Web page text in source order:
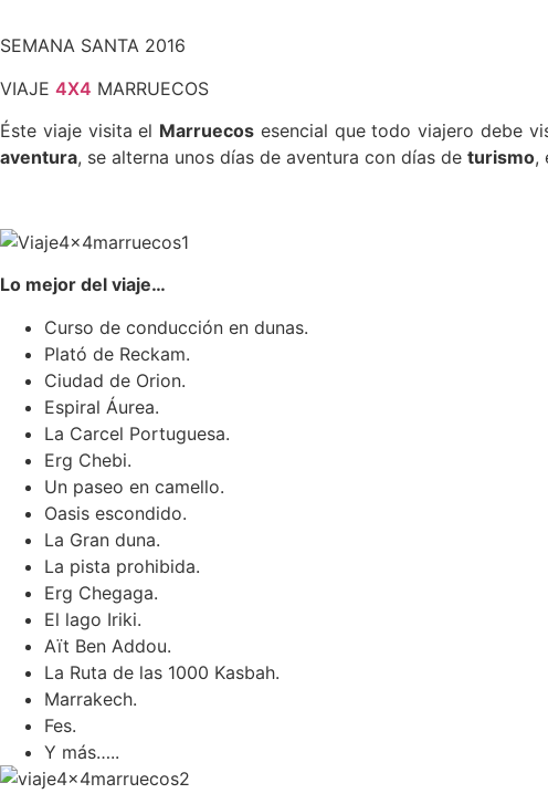
SEMANA SANTA 2016
VIAJE 4X4 MARRUECOS
Éste viaje visita el Marruecos esencial que todo viajero debe
aventura, se alterna unos días de aventura con días de turismo,
Lo mejor del viaje…
Curso de conducción en dunas.
Plató de Reckam.
Ciudad de Orion.
Espiral Áurea.
La Carcel Portuguesa.
Erg Chebi.
Un paseo en camello.
Oasis escondido.
La Gran duna.
La pista prohibida.
Erg Chegaga.
El lago Iriki.
Aït Ben Addou.
La Ruta de las 1000 Kasbah.
Marrakech.
Fes.
Y más…..